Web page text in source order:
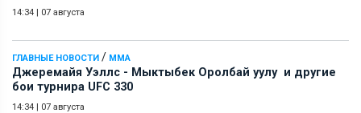
14:34 | 07 августа
ГЛАВНЫЕ НОВОСТИ / ММА
Джеремайя Уэллс - Мыктыбек Оролбай уулу и другие
бои турнира UFC 330
14:34 | 07 августа